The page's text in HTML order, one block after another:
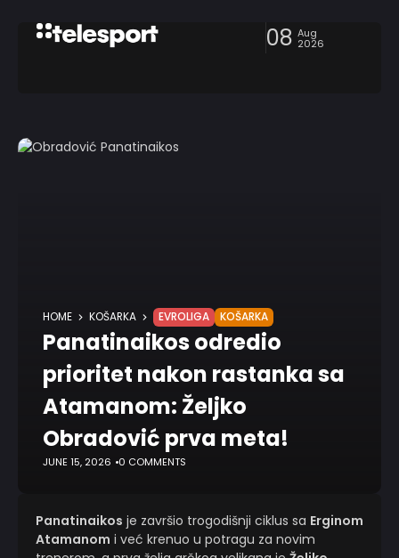
08 Aug
2026
HOME KOŠARKA EVROLIGA KOŠARKA
Panatinaikos odredio
prioritet nakon rastanka sa
Atamanom: Željko
Obradović prva meta!
JUNE 15, 2026 0 COMMENTS
Panatinaikos je završio trogodišnji ciklus sa Erginom
Atamanom i već krenuo u potragu za novim